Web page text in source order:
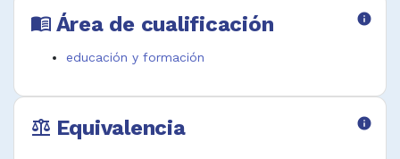
lenguaje
práctico
intensivo de
inglés como
de idiomas
Tutor de
menu_book Área de cualificación info
educación y formación
balance Equivalencia info